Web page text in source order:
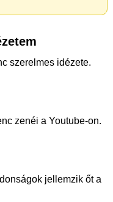
szerelmes idézete.
zenéi a Youtube-on.
jellemzik őt a